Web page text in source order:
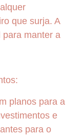
que surja. A
manter a
planos para a
e
para o